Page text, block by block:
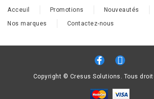
Acceuil Promotions Nouveautés
Nos marques
Contactez-nous
Copyright © Cresus Solutions. Tous